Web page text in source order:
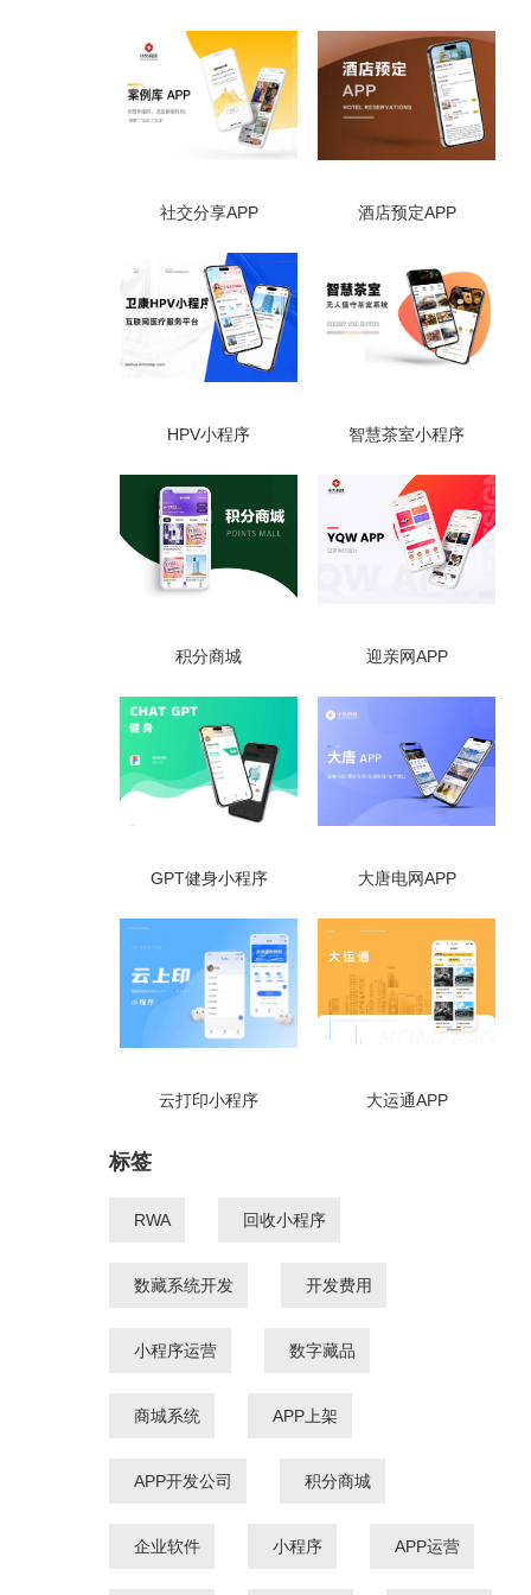
社交分享APP 酒店预定APP
HPV小程序 智慧茶室小程序
积分商城 迎亲网APP
GPT健身小程序 大唐电网APP
云打印小程序 大运通APP
标签
RWA 回收小程序
数藏系统开发 开发费用
小程序运营 数字藏品
商城系统 APP上架
APP开发公司 积分商城
企业软件 小程序 APP运营